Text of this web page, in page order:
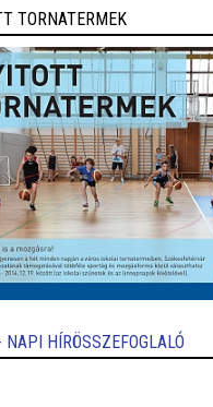
TORNATERMEK
NAPI HÍRÖSSZEFOGLALÓ